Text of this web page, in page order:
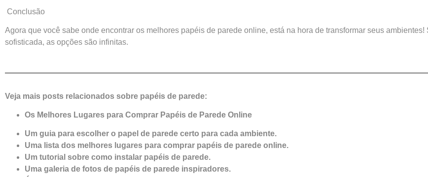
Conclusão
Agora que você sabe onde encontrar os melhores papéis de parede online, está na hora de transformar seus
sofisticada, as opções são infinitas.
Veja mais posts relacionados sobre papéis de parede:
Os Melhores Lugares para Comprar Papéis de Parede Online
Um guia para escolher o papel de parede certo para cada ambiente.
Uma lista dos melhores lugares para comprar papéis de parede online.
Um tutorial sobre como instalar papéis de parede.
Uma galeria de fotos de papéis de parede inspiradores.